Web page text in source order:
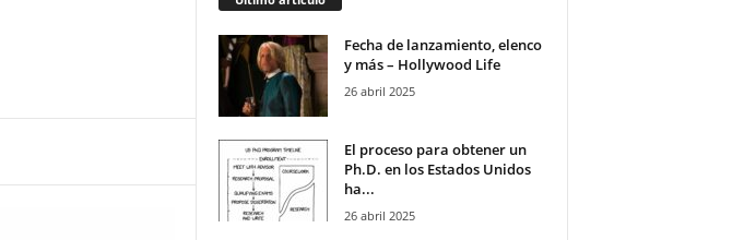
Fecha de lanzamiento, elenco
y más – Hollywood Life
26 abril 2025
El proceso para obtener un
Ph.D. en los Estados Unidos
ha...
26 abril 2025